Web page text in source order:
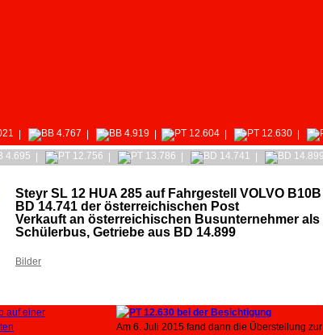
Steyr SL 12 HUA 285 auf Fahrgestell VOLVO B10B
BD 14.741 der österreichischen Post
Verkauft an österreichischen Busunternehmer als
Schülerbus, Getriebe aus BD 14.899
Bilder
Am 6. Juli 2015 fand dann die Überstellung zur